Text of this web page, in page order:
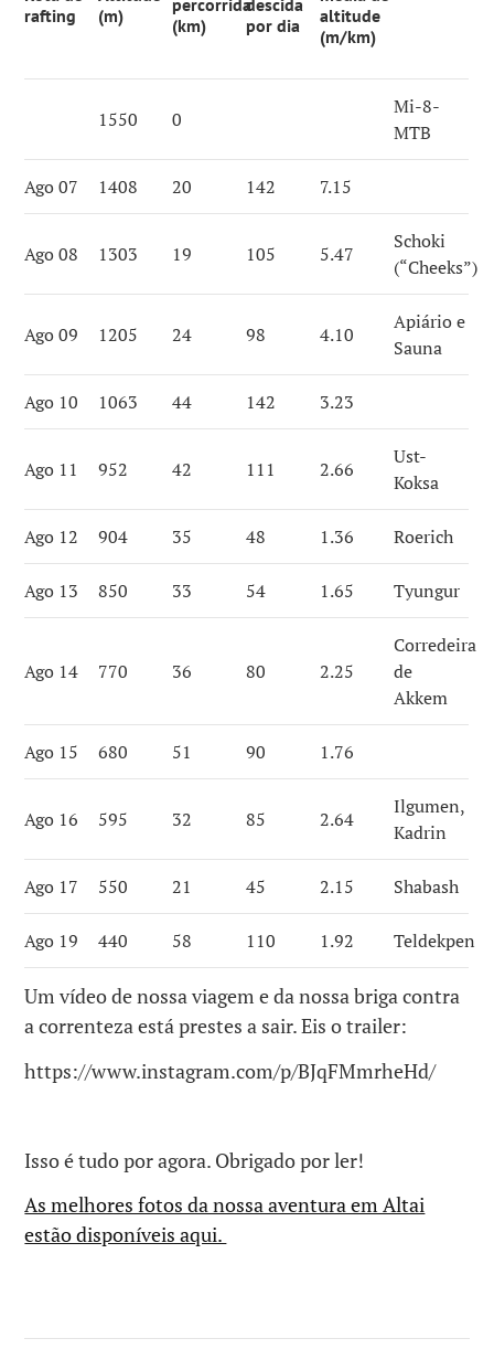
rafting
(m)
percorrida
(km)
descida
por dia
altitude
(m/km)
1550 0
Mi-8-
MTB
Ago 07 1408 20 142 7.15
Ago 08 1303 19 105 5.47
Schoki
(“Cheeks”)
Ago 09 1205 24 98 4.10
Apiário e
Sauna
Ago 10 1063 44 142 3.23
Ago 11 952 42 111 2.66
Ust-
Koksa
Ago 12 904 35 48 1.36 Roerich
Ago 13 850 33 54 1.65 Tyungur
Ago 14 770 36 80 2.25
Corredeira
de
Akkem
Ago 15 680 51 90 1.76
Ago 16 595 32 85 2.64
Ilgumen,
Kadrin
Ago 17 550 21 45 2.15 Shabash
Ago 19 440 58 110 1.92 Teldekpen
Um vídeo de nossa viagem e da nossa briga contra
a correnteza está prestes a sair.Eis o trailer:
https://www.instagram.com/p/BJqFMmrheHd/
Isso é tudo por agora. Obrigado por ler!
As melhores fotos da nossa aventura em Altai
estão disponíveis aqui.